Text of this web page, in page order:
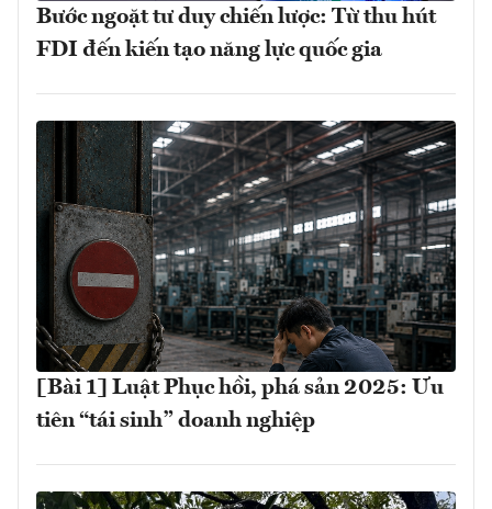
Bước ngoặt tư duy chiến lược: Từ thu hút
FDI đến kiến tạo năng lực quốc gia
[Bài 1] Luật Phục hồi, phá sản 2025: Ưu
tiên “tái sinh” doanh nghiệp